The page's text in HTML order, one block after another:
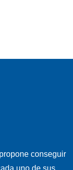
conseguir
uno de sus